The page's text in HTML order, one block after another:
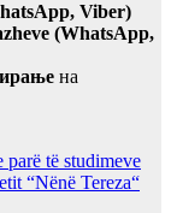
Viber)
(WhatsApp,
на
të studimeve
“Nënë Tereza“